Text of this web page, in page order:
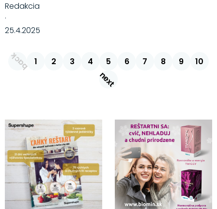
Redakcia
·
25.4.2025
back 1 2 3 4 5 6 7 8 9 10
next